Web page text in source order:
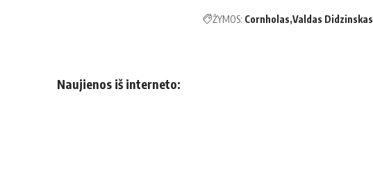
ŽYMOS: Cornholas Valdas Didzinskas
Naujienos iš interneto: